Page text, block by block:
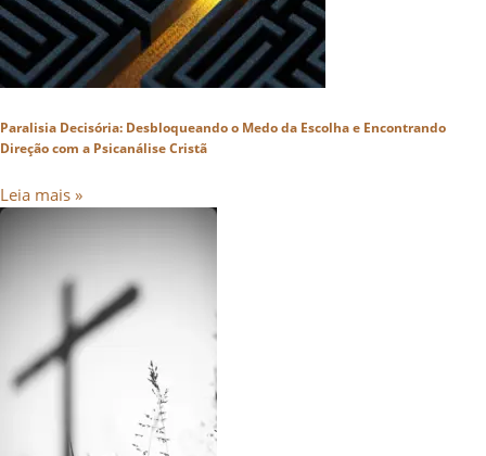
Paralisia Decisória: Desbloqueando o Medo da Escolha e Encontrando
Direção com a Psicanálise Cristã
Leia mais »